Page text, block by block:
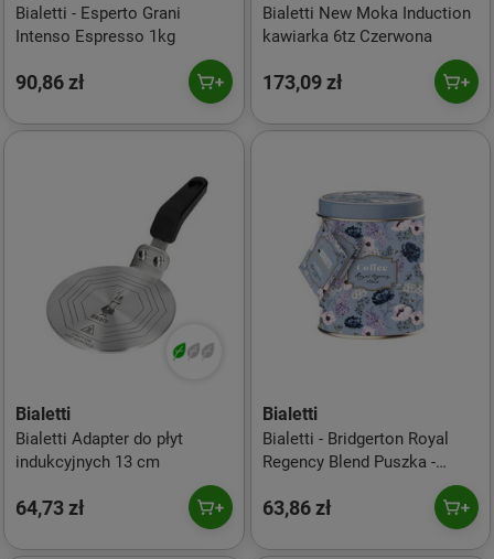
Bialetti - Esperto Grani
Intenso Espresso 1kg
90,86 zł
Bialetti New Moka Induction
kawiarka 6tz Czerwona
173,09 zł
Bialetti
Bialetti Adapter do płyt
indukcyjnych 13 cm
64,73 zł
Bialetti
Bialetti - Bridgerton Royal
Regency Blend Puszka -
63,86 zł